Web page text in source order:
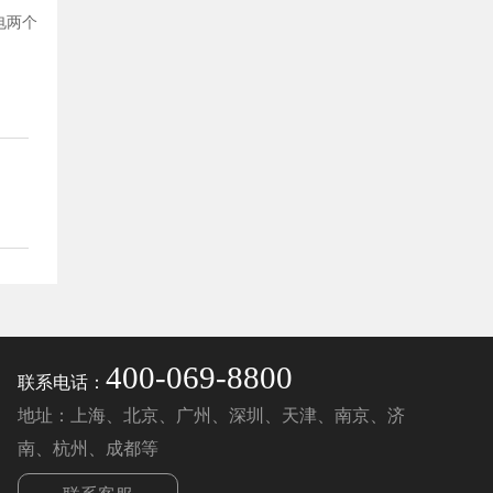
两个
联系电话： 400-069-8800
地址：上海、北京、广州、深圳、天津、南京、济
南、杭州、成都等